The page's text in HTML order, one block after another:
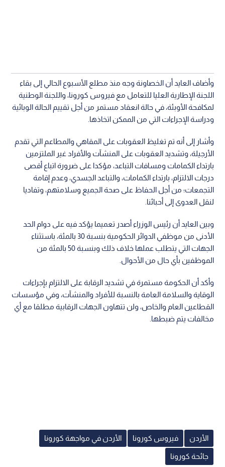
وأضاف العايد أن الخصاونة وجه منذ مطلع الأسبوع الحالي إلى بقاء
اللجنة الإطارية العليا للتعامل مع فيروس كورونا، واللجنة الوطنية
لمكافحة الأوبئة، في حالة انعقاد مستمر من أجل تقييم الحالة الوبائية
ودراسة الإجراءات التي من الممكن اتخاذها.
وأشار إلى أنه تم تغليظ العقوبات على المقاهي والمطاعم التي تقدم
الأرجيلة، وتشديد العقوبات على المنشآت والأفراد غير الملتزمين
بارتداء الكمامات ومسافات التباعد، مؤكدا على ضرورة اتباع أقصى
درجات الالتزام، بارتداء الكمامات، والتباعد الجسدي، وعدم إقامة
التجمعات؛ من أجل الحفاظ على صحة الجميع وسلامتهم، وتفاديا
لنقل العدوى إلى أحبائنا.
وبين العايد أن رئيس الوزراء أصدر تعميما يؤكد فيه على دوام الحد
الأدنى من موظفي الدوائر الحكومية بنسبة 30 بالمئة، باستثناء
الجهات التي يتطلب عملها خلاف ذلك وبنسبة 50 بالمئة من
الموظفين بأي حال من الأحوال.
وأكد أن الحكومة مستمرة في تشديد الرقابة على الالتزام بإجراءات
الوقاية والسلامة العامة بالنسبة للأفراد والمنشآت، وفي مؤسسات
القطاعين العام والخاص، ولن تتهاون الجهات الرقابية مطلقا مع أي
مخالفات يتم ضبطها.
الأردن فيروس كورونا الأردن في مواجهة كورونا
جائحة كورونا